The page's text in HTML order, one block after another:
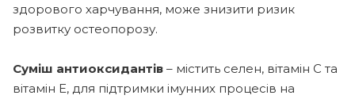
здорового харчування, може знизити ризик
розвитку остеопорозу.
Суміш антиоксидантів – містить селен, вітамін С та
вітамін Е, для підтримки імунних процесів на